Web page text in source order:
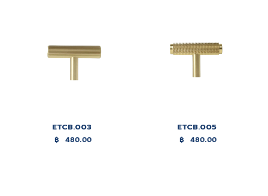
ETCB.003
฿ 480.00
ETCB.005
฿ 480.00